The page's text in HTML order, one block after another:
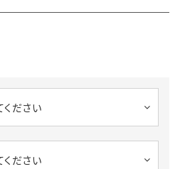
ください
ください